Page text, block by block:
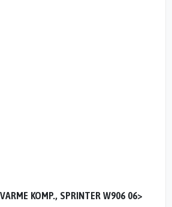
KOMP., SPRINTER W906 06>